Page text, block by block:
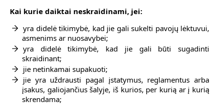
Kai kurie daiktai neskraidinami, jei:
yra didelė tikimybė, kad jie gali sukelti pavojų lėktuvui,
asmenims ar nuosavybei;
yra didelė tikimybė, kad jie gali būti sugadinti
skraidinant;
jie netinkamai supakuoti;
jie yra uždrausti pagal įstatymus, reglamentus arba
įsakus, galiojančius šalyje, iš kurios, per kurią ar į kurią
skrendama;